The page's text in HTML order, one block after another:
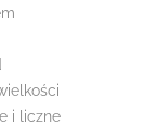
i liczne